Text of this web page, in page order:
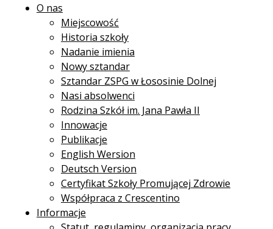
O nas
Miejscowość
Historia szkoły
Nadanie imienia
Nowy sztandar
Sztandar ZSPG w Łososinie Dolnej
Nasi absolwenci
Rodzina Szkół im. Jana Pawła II
Innowacje
Publikacje
English Wersion
Deutsch Version
Certyfikat Szkoły Promującej Zdrowie
Współpraca z Crescentino
Informacje